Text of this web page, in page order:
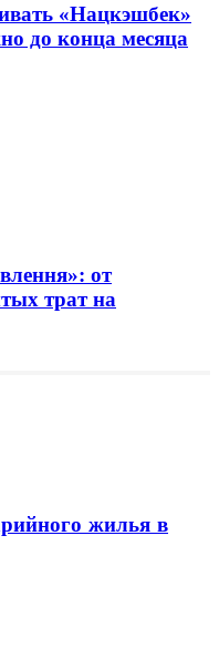
«Нацкэшбек»
до конца месяца
от
трат на
жилья в